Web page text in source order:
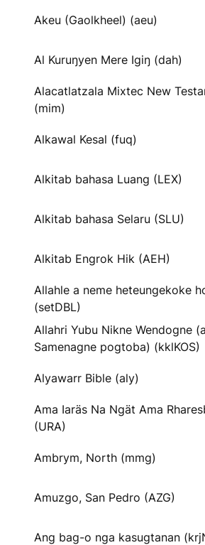
Akeu (Gaolkheel) (aeu)
Al Kuruŋyen Mere Igiŋ (dah)
Alacatlatzala Mixtec New
(mim)
Alkawal Kesal (fuq)
Alkitab bahasa Luang (LEX)
Alkitab bahasa Selaru (SLU)
Alkitab Engrok Hik (AEH)
Allahle a neme heteungekoke
(setDBL)
Allahri Yubu Nikne Wendogne
Samenagne pogtoba) (kklKOS)
Alyawarr Bible (aly)
Ama Iaräs Na Ngät Ama
(URA)
Ambrym, North (mmg)
Amuzgo, San Pedro (AZG)
Ang bag-o nga kasugtanan